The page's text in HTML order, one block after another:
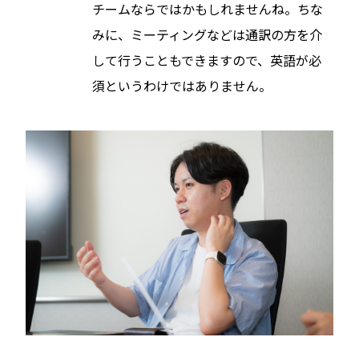
チームならではかもしれませんね。ちな
みに、ミーティングなどは通訳の方を介
して行うこともできますので、英語が必
須というわけではありません。